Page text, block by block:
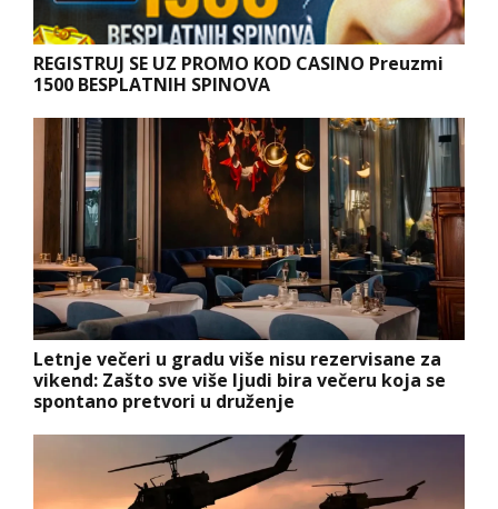
REGISTRUJ SE UZ PROMO KOD CASINO Preuzmi
1500 BESPLATNIH SPINOVA
Letnje večeri u gradu više nisu rezervisane za
vikend: Zašto sve više ljudi bira večeru koja se
spontano pretvori u druženje